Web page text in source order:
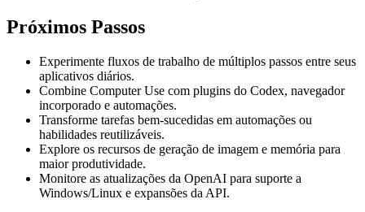
Próximos Passos
Experimente fluxos de trabalho de múltiplos passos entre seus
aplicativos diários.
Combine Computer Use com plugins do Codex, navegador
incorporado e automações.
Transforme tarefas bem-sucedidas em automações ou
habilidades reutilizáveis.
Explore os recursos de geração de imagem e memória para
maior produtividade.
Monitore as atualizações da OpenAI para suporte a
Windows/Linux e expansões da API.